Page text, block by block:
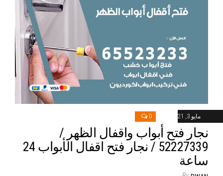
مايو 3, 2021 0
نجار فتح أبواب واقفال الظهر /
52227339 / نجار فتح اقفال الأبواب 24
ساعة